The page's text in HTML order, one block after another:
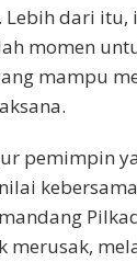
Lebih dari itu,
momen
mampu
pemimpin
merusak,